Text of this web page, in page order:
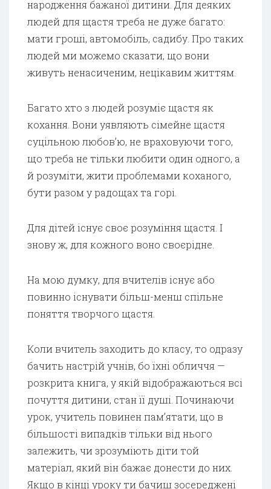
народження бажаної дитини. Для деяких
людей для щастя треба не дуже багато:
мати гроші, автомобіль, садибу. Про таких
людей ми можемо сказати, що вони
живуть ненасиченим, нецікавим життям.
Багато хто з людей розуміє щастя як
кохання. Вони уявляють сімейне щастя
суцільною любов’ю, не враховуючи того,
що треба не тільки любити один одного, а
й розуміти, жити проблемами коханого,
бути разом у радощах та горі.
Для дітей існує своє розуміння щастя. І
знову ж, для кожного воно своєрідне.
На мою думку, для вчителів існує або
повинно існувати більш-менш спільне
поняття творчого щастя.
Коли вчитель заходить до класу, то одразу
бачить настрій учнів, бо їхні обличчя —
розкрита книга, у якій відображаються всі
почуття дитини, стан її душі. Починаючи
урок, учитель повинен пам’ятати, що в
більшості випадків тільки від нього
залежить, чи зрозуміють діти той
матеріал, який він бажає донести до них.
Якщо в кінці уроку ти бачиш зосереджені